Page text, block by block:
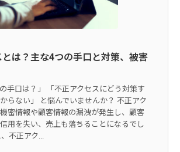
は？主な4つの手口と対策、被害
の手口は？」 「不正アクセスにどう対策す
らない」 と悩んでいませんか？ 不正アク
密情報や顧客情報の漏洩が発生し、顧客
用を失い、売上も落ちることになるでし
不正アク...